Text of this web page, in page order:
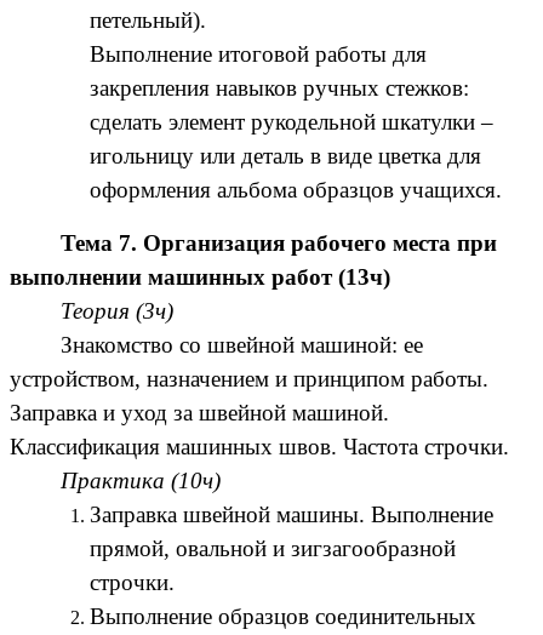
петельный).
Выполнение итоговой работы для
закрепления навыков ручных стежков:
сделать элемент рукодельной шкатулки –
игольницу или деталь в виде цветка для
оформления альбома образцов учащихся.
Тема 7. Организация рабочего места при
выполнении машинных работ (13ч)
Теория (3ч)
Знакомство со швейной машиной: ее
устройством, назначением и принципом работы.
Заправка и уход за швейной машиной.
Классификация машинных швов. Частота строчки.
Практика (10ч)
Заправка швейной машины. Выполнение
прямой, овальной и зигзагообразной
строчки.
Выполнение образцов соединительных